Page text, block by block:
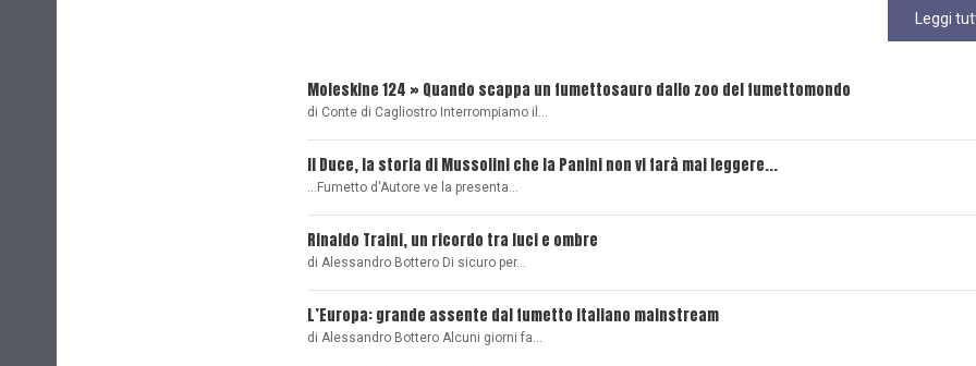
Leggi
Moleskine 124 » Quando scappa un fumettosauro dallo zoo del fumettomondo
di Conte di Cagliostro Interrompiamo il…
Il Duce, la storia di Mussolini che la Panini non vi farà mai leggere...
...Fumetto d'Autore ve la presenta…
Rinaldo Traini, un ricordo tra luci e ombre
di Alessandro Bottero Di sicuro per…
L’Europa: grande assente dal fumetto italiano mainstream
di Alessandro Bottero Alcuni giorni fa…